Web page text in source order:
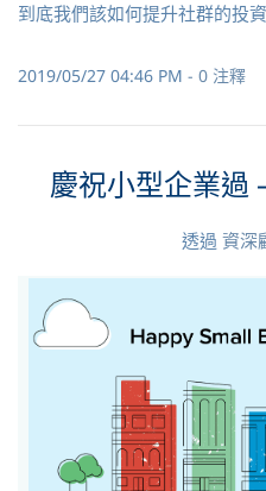
到底我們該如何提升社群的投
2019/05/27 04:46 PM - 0 注釋
慶祝小型企業過
透過 資深